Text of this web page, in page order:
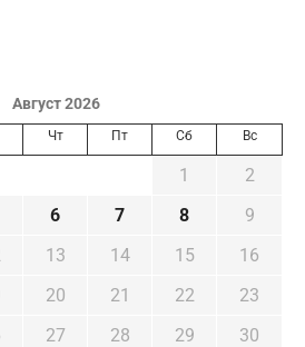
Август 2026
Чт Пт Сб Вс
1
2
6 7 8
9
13 14 15
16
20 21 22
23
27 28 29
30